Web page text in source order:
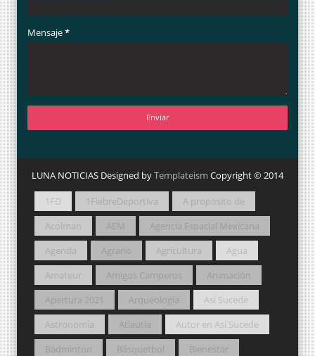
Mensaje*
LUNA NOTICIAS Designed byTemplateism Copyright © 2014
1FD 1FiebreDeportiva
A propósito de
Acolman
AEM
Agencia Espacial Mexicana
Agenda
Agrario Agricultura
Agua
Amateur
Amigos Camperos
Animación
Apertura 2021
Arqueología
Así Sucede
Astronomía
Atlautla
Autor en Así Sucede
Bádminton
Básquetbol
Bienestar